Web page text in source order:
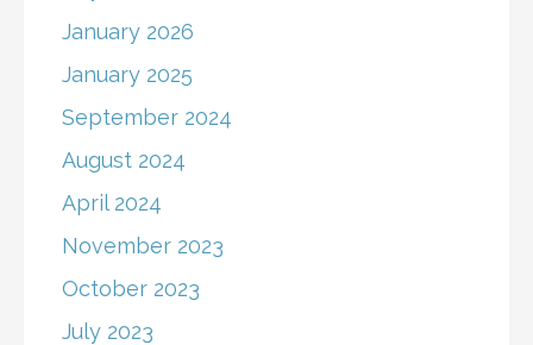
January 2026
January 2025
September 2024
August 2024
April 2024
November 2023
October 2023
July 2023